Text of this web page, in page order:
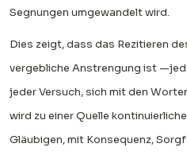
Segnungen umgewandelt wird.
Dies zeigt, dass das Rezitieren
vergebliche Anstrengung ist
jeder Versuch, sich mit den
wird zu einer Quelle
Gläubigen, mit Konsequenz,